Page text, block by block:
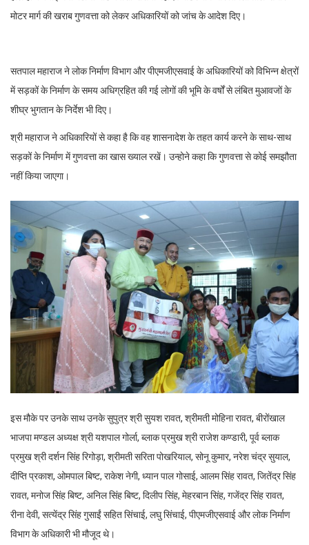
मोटर मार्ग की खराब गुणवत्ता को लेकर अधिकारियों को जांच के आदेश दिए।
सतपाल महाराज ने लोक निर्माण विभाग और पीएमजीएसवाई के अधिकारियों को विभिन्न क्षेत्रों
में सड़कों के निर्माण के समय अधिग्रहित की गई लोगों की भूमि के वर्षों से लंबित मुआवजों के
शीघ्र भुगतान के निर्देश भी दिए।
श्री महाराज ने अधिकारियों से कहा है कि वह शासनादेश के तहत कार्य करने के साथ-साथ
सड़कों के निर्माण में गुणवत्ता का खास ख्याल रखें। उन्होने कहा कि गुणवत्ता से कोई समझौता
नहीं किया जाएगा।
इस मौके पर उनके साथ उनके सुपुत्र श्री सुयश रावत, श्रीमती मोहिना रावत, बीरोंखाल
भाजपा मण्डल अध्यक्ष श्री यशपाल गोर्ला, ब्लाक प्रमुख श्री राजेश कण्डारी, पूर्व ब्लाक
प्रमुख श्री दर्शन सिंह रिगोड़ा, श्रीमती सरिता पोखरियाल, सोनू कुमार, नरेश चंद्र सुयाल,
दीप्ति प्रकाश, ओमपाल बिष्ट, राकेश नेगी, ध्यान पाल गोसाई, आलम सिंह रावत, जितेंद्र सिंह
रावत, मनोज सिंह बिष्ट, अनिल सिंह बिष्ट, दिलीप सिंह, मेहरबान सिंह, गजेंद्र सिंह रावत,
रीना देवी, सत्येंद्र सिंह गुसाईं सहित सिंचाई, लघु सिंचाई, पीएमजीएसवाई और लोक निर्माण
विभाग के अधिकारी भी मौजूद थे।